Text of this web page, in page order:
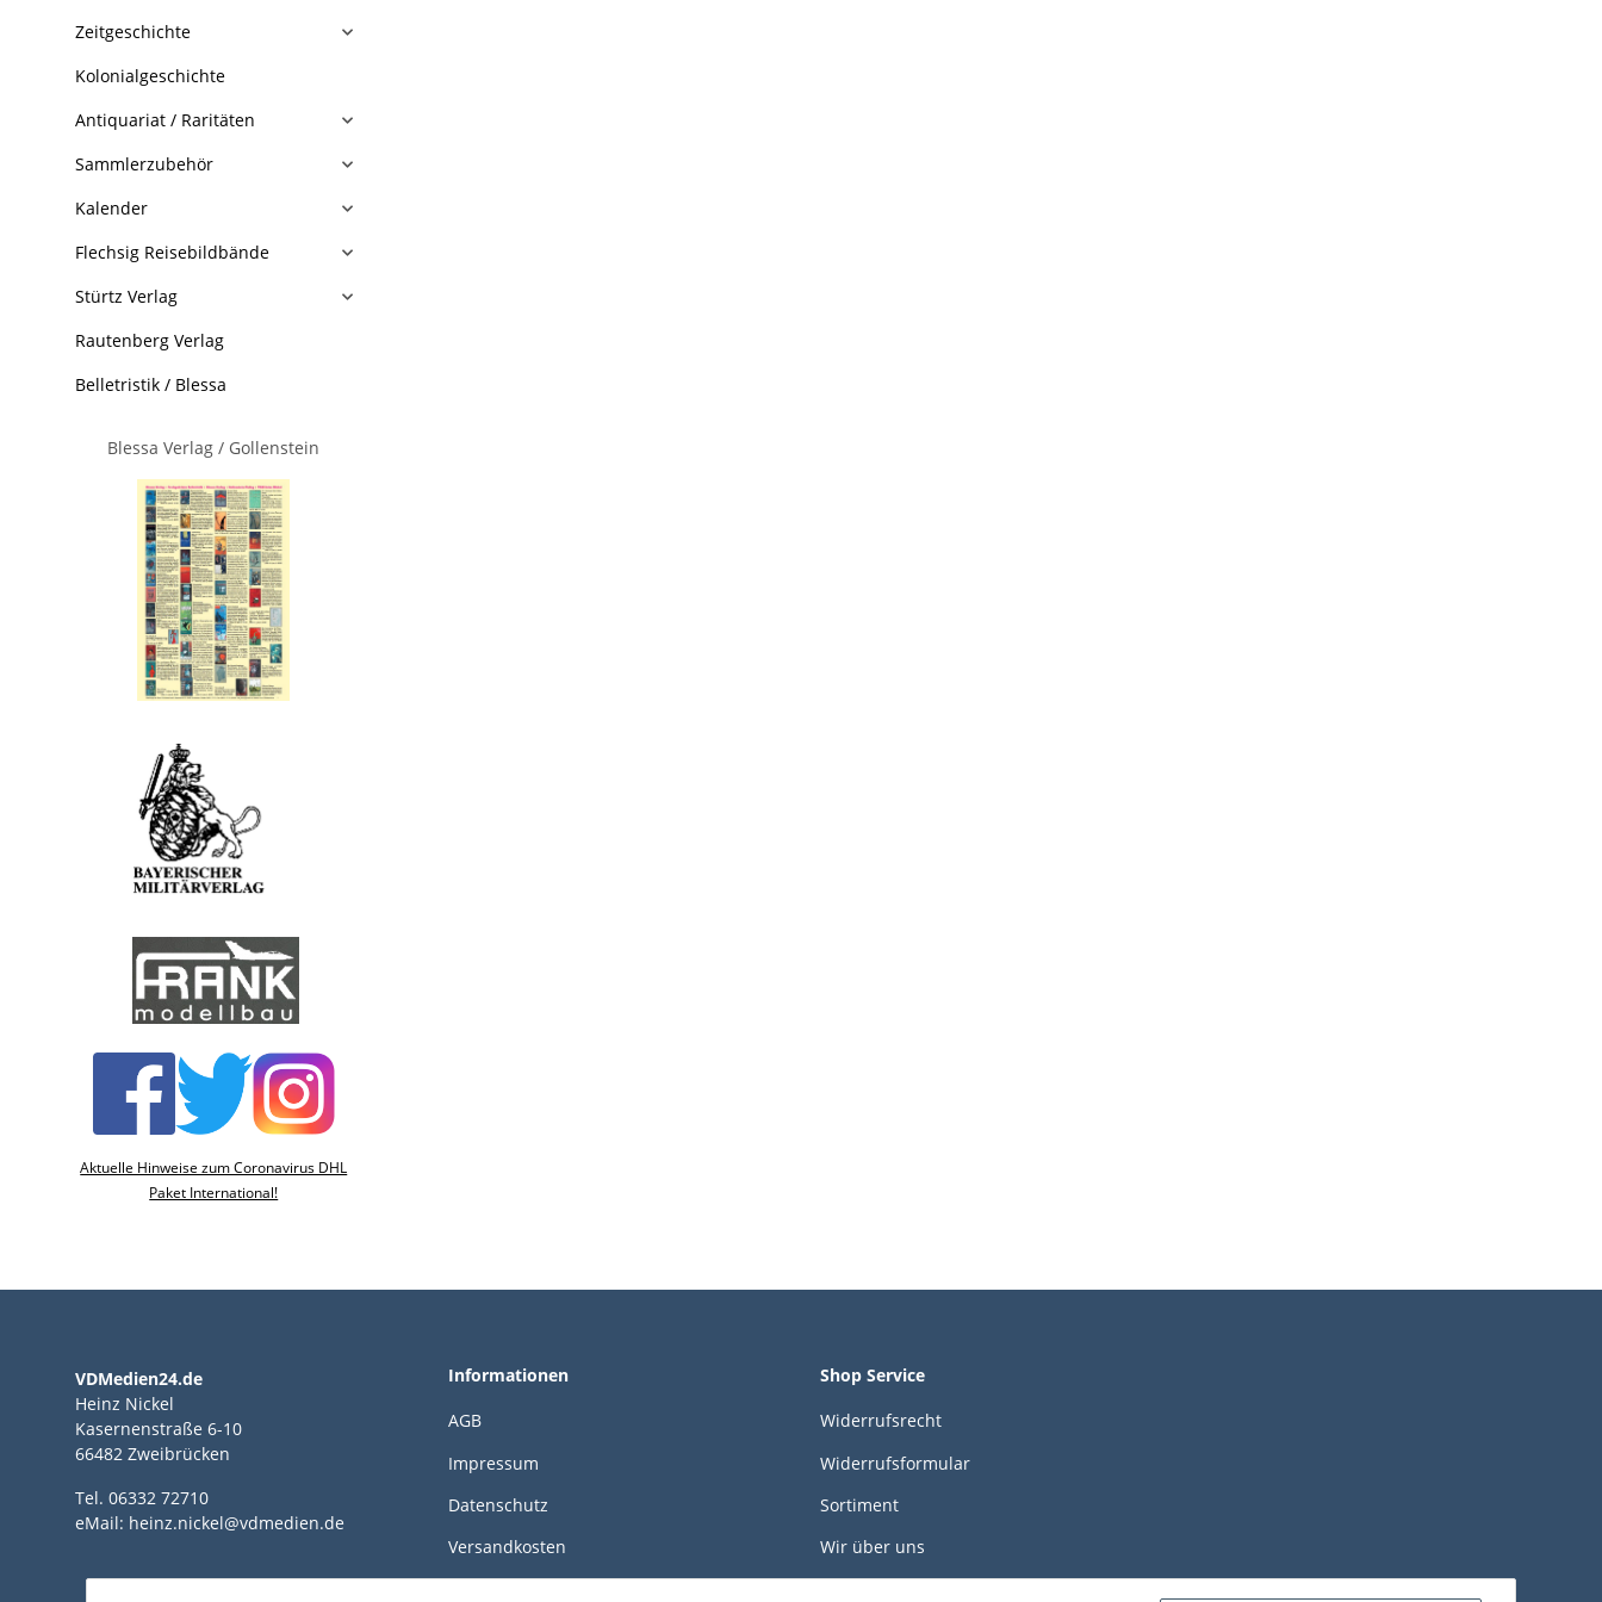
Zeitgeschichte
Kolonialgeschichte
Antiquariat / Raritäten
Sammlerzubehör
Kalender
Flechsig Reisebildbände
Stürtz Verlag
Rautenberg Verlag
Belletristik / Blessa
Blessa Verlag / Gollenstein
Aktuelle Hinweise zum Coronavirus DHL
Paket International!
VDMedien24.de
Heinz Nickel
Kasernenstraße 6-10
66482 Zweibrücken
Tel. 06332 72710
eMail: heinz.nickel@vdmedien.de
Informationen
AGB
Impressum
Datenschutz
Versandkosten
Shop Service
Widerrufsrecht
Widerrufsformular
Sortiment
Wir über uns